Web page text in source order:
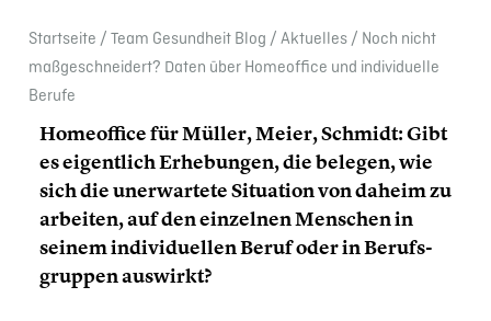
Start­seite / Team Gesund­heit Blog / Aktuelles / Noch nicht
maßge­schnei­dert? Daten über Homeof­fice und indivi­du­elle
Berufe
Homeof­fice für Müller, Meier, Schmidt: Gibt
es eigent­lich Erhebun­gen, die belegen, wie
sich die unerwar­tete Situation von daheim zu
arbeiten, auf den einzelnen Menschen in
seinem indivi­du­el­len Beruf oder in Berufs­
grup­pen auswirkt?